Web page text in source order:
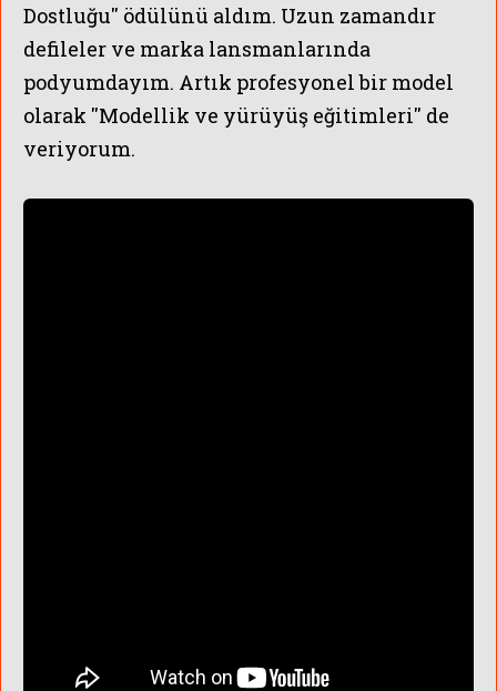
Dostluğu'' ödülünü aldım. Uzun zamandır
defileler ve marka lansmanlarında
podyumdayım. Artık profesyonel bir model
olarak ''Modellik ve yürüyüş eğitimleri'' de
veriyorum.